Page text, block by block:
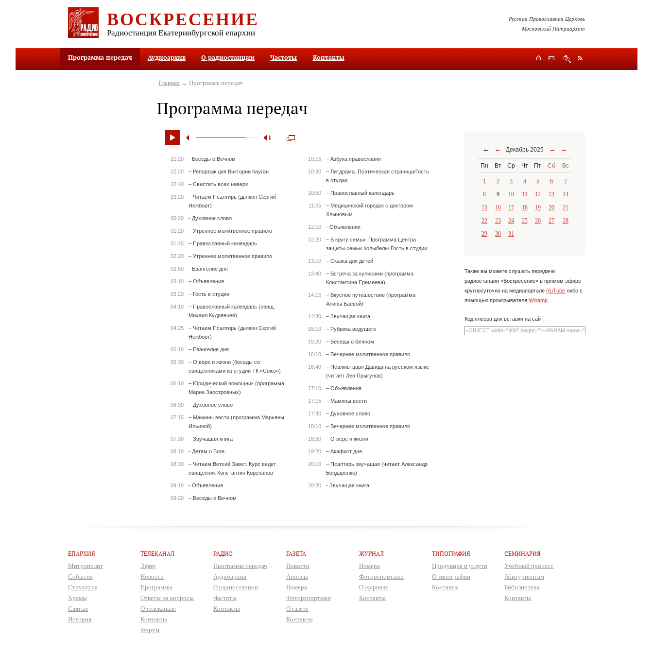
ВОСКРЕСЕНИЕ
Радиостанция Екатеринбургской епархии
Русская Православная Церковь
Московский Патриархат
Программа передач Аудиоархив О радиостанции Частоты Контакты
Главная → Программа передач
Программа передач
21:20 - Беседы о Вечном
22:20 – Репортаж дня Виктории Кауган
22:40 – Свистать всех наверх!
23:20
– Читаем Псалтирь (дьякон Сергий
Нежборт)
00:20 - Духовное слово
01:20 – Утреннее молитвенное правило
01:45 – Православный календарь
02:20 – Утреннее молитвенное правило
02:50 - Евангелие дня
03:10 – Объявления
03:20 – Гость в студии
04:10
– Православный календарь (свящ.
Михаил Кудрявцев)
04:25
– Читаем Псалтирь (дьякон Сергий
Нежборт)
05:10 – Евангелие дня
05:30
– О вере и жизни (беседы со
священниками из студии ТК «Союз»)
06:10
– Юридический помощник (программа
Марии Заостровных)
06:30 – Духовное слово
07:15
– Мамины вести (программа Марьяны
Ильиной)
07:30 – Звучащая книга
08:10 - Детям о Боге
08:30
– Читаем Ветхий Завет. Курс ведет
священник Константин Корепанов
09:10 - Объявления
09:20 – Беседы о Вечном
10:15 – Азбука православия
10:30
– Литдрама. Поэтическая страница/Гость
в студии
10:50 – Православный календарь
11:05
– Медицинский городок с доктором
Хлыновым
12:10 - Объявления
12:20
– В кругу семьи. Программа Центра
защиты семьи Колыбель/ Гость в студии
13:10 – Сказка для детей
13:40
– Встреча за кулисами (программа
Константина Еремеева)
14:15
– Вкусное путешествие (программа
Алины Баевой)
14:30 – Звучащая книга
15:10 – Рубрика ведущего
15:20 – Беседы о Вечном
16:10 – Вечернее молитвенное правило.
16:40
– Псалмы царя Давида на русском языке
(читает Лев Прыгунов)
17:10 – Объявления
17:15 – Мамины вести
17:30 – Духовное слово
18:10 – Вечернее молитвенное правило
18:30 – О вере и жизни
19:20 – Акафист дня
20:10
– Псалтирь звучащая (читает Александр
Бондаренко)
20:30 - Звучащая книга
← ← Декабрь 2025 → →
Пн Вт Ср Чт Пт Сб Вс
1 2 3 4 5 6
7
8
9 10 11 12 13
14
15
16 17 18 19 20
21
22
23 24 25 26 27
28
29
30 31
Также вы можете слушать передачи
радиостанции «Воскресение» в прямом эфире
круглосуточно на медиапортале RuTube либо с
помощью проигрывателяWinamp.
Код плеера для вставки на сайт:
ЕПАРХИЯ
Митрополит
События
Структура
Храмы
Святые
История
ТЕЛЕКАНАЛ
Эфир
Новости
Программы
Ответы на вопросы
О телеканале
Контакты
Форум
РАДИО
Программа передач
Аудиоархив
О радиостанции
Частоты
Контакты
ГАЗЕТА
Новости
Анонсы
Номера
Фоторепортажи
О газете
Контакты
ЖУРНАЛ
Номера
Фоторепортажи
О журнале
Контакты
ТИПОГРАФИЯ
Продукция и услуги
О типографии
Контакты
СЕМИНАРИЯ
Учебный процесс
Абитуриентам
Бибилиотека
Контакты